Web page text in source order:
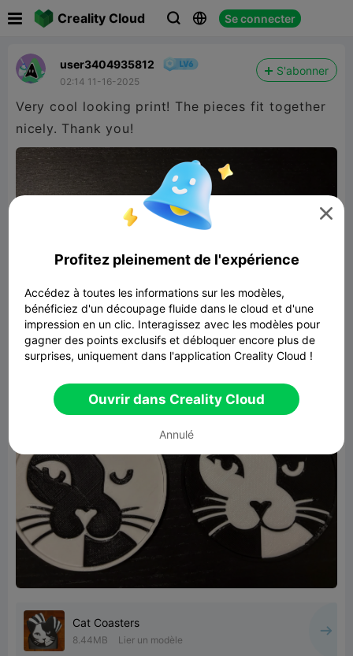
Creality Cloud   Se connecter
user3404935812
02:14 11-16-2025
S'abonner
Very cool looking print! The pieces fit together
nicely. Thank you!
Cat Coasters
8.44MB Lier un modèle

Profitez pleinement de l'expérience
Accédez à toutes les informations sur les modèles,
bénéficiez d'un découpage fluide dans le cloud et d'une
impression en un clic. Interagissez avec les modèles pour
gagner des points exclusifs et débloquer encore plus de
surprises, uniquement dans l'application Creality Cloud !
Ouvrir dans Creality Cloud
Annulé